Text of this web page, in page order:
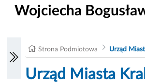
Wojciecha
Strona Podmiotowa Urząd
Urząd Miasta